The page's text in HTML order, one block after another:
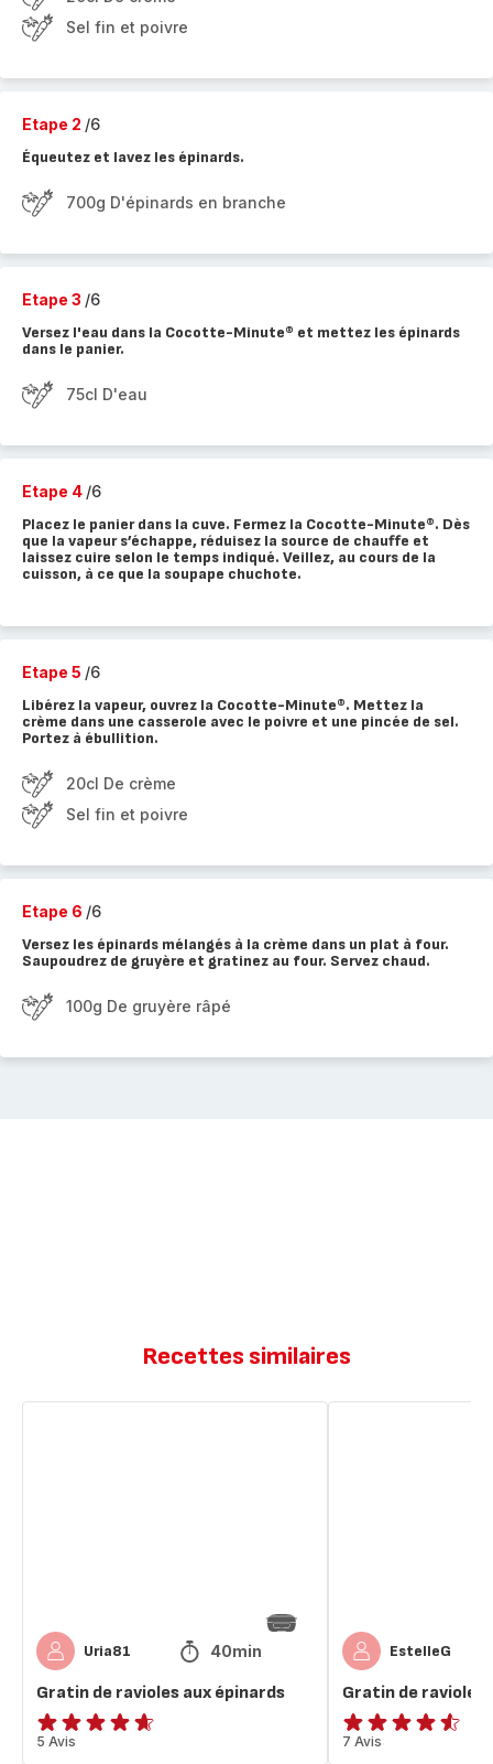
Sel fin et poivre
Etape 2 /6
Équeutez et lavez les épinards.
700g D'épinards en branche
Etape 3 /6
Versez l'eau dans la Cocotte-Minute® et mettez les épinards
dans le panier.
75cl D'eau
Etape 4 /6
Placez le panier dans la cuve. Fermez la Cocotte-Minute®. Dès
que la vapeur s’échappe, réduisez la source de chauffe et
laissez cuire selon le temps indiqué. Veillez, au cours de la
cuisson, à ce que la soupape chuchote.
Etape 5 /6
Libérez la vapeur, ouvrez la Cocotte-Minute®. Mettez la
crème dans une casserole avec le poivre et une pincée de sel.
Portez à ébullition.
20cl De crème
Sel fin et poivre
Etape 6 /6
Versez les épinards mélangés à la crème dans un plat à four.
Saupoudrez de gruyère et gratinez au four. Servez chaud.
100g De gruyère râpé
Recettes similaires
Uria81 40min
Gratin de ravioles aux épinards
ratings.4.6
5 Avis
EstelleG
Gratin de raviole
ratings.4.5
7 Avis